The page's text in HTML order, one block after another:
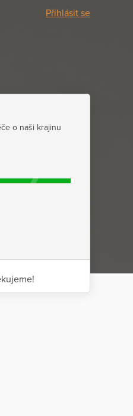
Přihlásit se
o naši krajinu